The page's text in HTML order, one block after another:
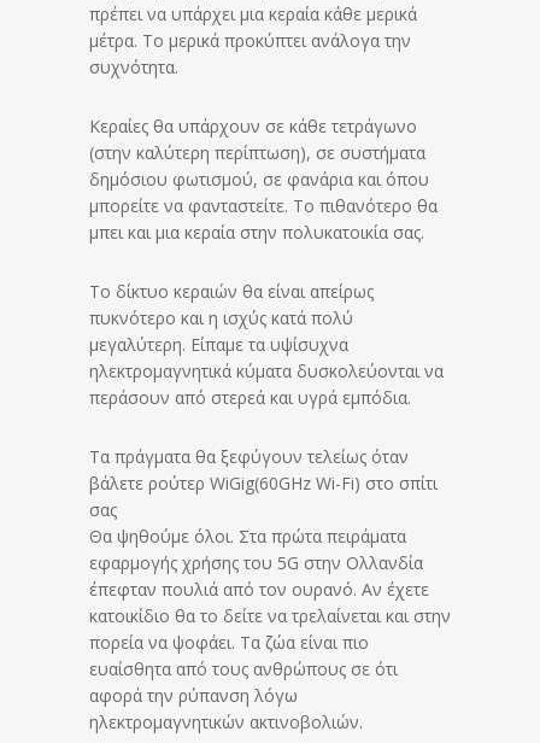
πρέπει να υπάρχει μια κεραία κάθε μερικά
μέτρα. Το μερικά προκύπτει ανάλογα την
συχνότητα.
Κεραίες θα υπάρχουν σε κάθε τετράγωνο
(στην καλύτερη περίπτωση), σε συστήματα
δημόσιου φωτισμού, σε φανάρια και όπου
μπορείτε να φανταστείτε. Το πιθανότερο θα
μπει και μια κεραία στην πολυκατοικία σας.
Το δίκτυο κεραιών θα είναι απείρως
πυκνότερο και η ισχύς κατά πολύ
μεγαλύτερη. Είπαμε τα υψίσυχνα
ηλεκτρομαγνητικά κύματα δυσκολεύονται να
περάσουν από στερεά και υγρά εμπόδια.
Τα πράγματα θα ξεφύγουν τελείως όταν
βάλετε ρούτερ WiGig(60GHz Wi-Fi) στο σπίτι
σας
Θα ψηθούμε όλοι. Στα πρώτα πειράματα
εφαρμογής χρήσης του 5G στην Ολλανδία
έπεφταν πουλιά από τον ουρανό. Αν έχετε
κατοικίδιο θα το δείτε να τρελαίνεται και στην
πορεία να ψοφάει. Τα ζώα είναι πιο
ευαίσθητα από τους ανθρώπους σε ότι
αφορά την ρύπανση λόγω
ηλεκτρομαγνητικών ακτινοβολιών.